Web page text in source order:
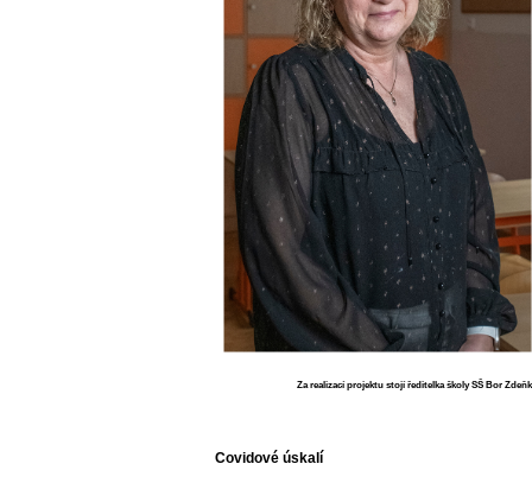
Za realizací projektu stojí ředitelka školy SŠ Bor
Covidové úskalí